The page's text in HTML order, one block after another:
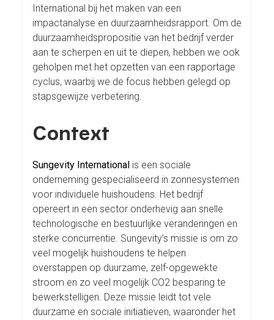
International bij het maken van een
impactanalyse en duurzaamheidsrapport. Om de
duurzaamheidspropositie van het bedrijf verder
aan te scherpen en uit te diepen, hebben we ook
geholpen met het opzetten van een rapportage
cyclus, waarbij we de focus hebben gelegd op
stapsgewijze verbetering.
Context
Sungevity International is een sociale
onderneming gespecialiseerd in zonnesystemen
voor individuele huishoudens. Het bedrijf
opereert in een sector onderhevig aan snelle
technologische en bestuurlijke veranderingen en
sterke concurrentie. Sungevity’s missie is om zo
veel mogelijk huishoudens te helpen
overstappen op duurzame, zelf-opgewekte
stroom en zo veel mogelijk CO2 besparing te
bewerkstelligen. Deze missie leidt tot vele
duurzame en sociale initiatieven, waaronder het